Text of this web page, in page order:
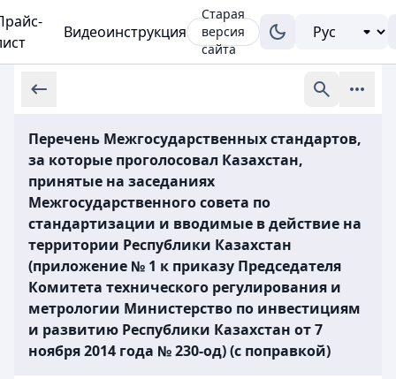
Видеоинструкция
Старая
версия
сайта
Перечень Межгосударственных стандартов,
за которые проголосовал Казахстан,
принятые на заседаниях
Межгосударственного совета по
стандартизации и вводимые в действие на
территории Республики Казахстан
(приложение № 1 к приказу Председателя
Комитета технического регулирования и
метрологии Министерство по инвестициям
и развитию Республики Казахстан от 7
ноября 2014 года № 230-од) (с поправкой)